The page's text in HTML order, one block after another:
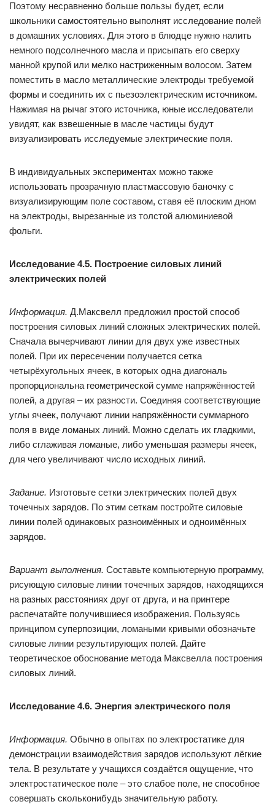
Поэтому несравненно больше пользы будет, если
школьники самостоятельно выполнят исследование полей
в домашних условиях. Для этого в блюдце нужно налить
немного подсолнечного масла и присыпать его сверху
манной крупой или мелко настриженным волосом. Затем
поместить в масло металлические электроды требуемой
формы и соединить их с пьезоэлектрическим источником.
Нажимая на рычаг этого источника, юные исследователи
увидят, как взвешенные в масле частицы будут
визуализировать исследуемые электрические поля.
В индивидуальных экспериментах можно также
использовать прозрачную пластмассовую баночку с
визуализирующим поле составом, ставя её плоским дном
на электроды, вырезанные из толстой алюминиевой
фольги.
Исследование 4.5. Построение силовых линий
электрических полей
Информация. Д.Максвелл предложил простой способ
построения силовых линий сложных электрических полей.
Сначала вычерчивают линии для двух уже известных
полей. При их пересечении получается сетка
четырёхугольных ячеек, в которых одна диагональ
пропорциональна геометрической сумме напряжённостей
полей, а другая – их разности. Соединяя соответствующие
углы ячеек, получают линии напряжённости суммарного
поля в виде ломаных линий. Можно сделать их гладкими,
либо сглаживая ломаные, либо уменьшая размеры ячеек,
для чего увеличивают число исходных линий.
Задание. Изготовьте сетки электрических полей двух
точечных зарядов. По этим сеткам постройте силовые
линии полей одинаковых разно­имённых и одноимённых
зарядов.
Вариант выполнения. Составьте компьютерную программу,
рисующую силовые линии точечных зарядов, находящихся
на разных расстояниях друг от друга, и на принтере
распечатайте получившиеся изображения. Пользуясь
принципом суперпозиции, ломаными кривыми обозначьте
силовые линии результирующих полей. Дайте
теоретическое обоснование метода Максвелла построения
силовых линий.
Исследование 4.6. Энергия электрического поля
Информация. Обычно в опытах по электростатике для
демонстрации взаимодействия зарядов используют лёгкие
тела. В результате у учащихся создаётся ощущение, что
электростатическое поле – это слабое поле, не способное
совершать сколько­нибудь значительную работу.